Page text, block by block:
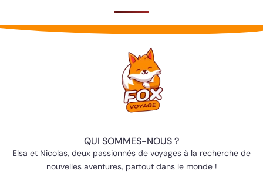
QUI SOMMES-NOUS ?
Elsa et Nicolas, deux passionnés de voyages à la recherche de
nouvelles aventures, partout dans le monde !